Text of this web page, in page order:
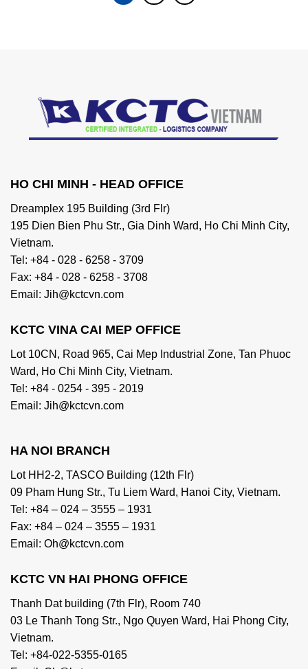
HO CHI MINH - HEAD OFFICE
Dreamplex 195 Building (3rd Flr)
195 Dien Bien Phu Str., Gia Dinh Ward, Ho Chi Minh City,
Vietnam.
Tel: +84 - 028 - 6258 - 3709
Fax: +84 - 028 - 6258 - 3708
Email: Jih@kctcvn.com
KCTC VINA CAI MEP OFFICE
Lot 10CN, Road 965, Cai Mep Industrial Zone, Tan Phuoc
Ward, Ho Chi Minh City, Vietnam.
Tel: +84 - 0254 - 395 - 2019
Email: Jih@kctcvn.com
HA NOI BRANCH
Lot HH2-2, TASCO Building (12th Flr)
09 Pham Hung Str., Tu Liem Ward, Hanoi City, Vietnam.
Tel: +84 – 024 – 3555 – 1931
Fax: +84 – 024 – 3555 – 1931
Email: Oh@kctcvn.com
KCTC VN HAI PHONG OFFICE
Thanh Dat building (7th Flr), Room 740
03 Le Thanh Tong Str., Ngo Quyen Ward, Hai Phong City,
Vietnam.
Tel: +84-022-5355-0165